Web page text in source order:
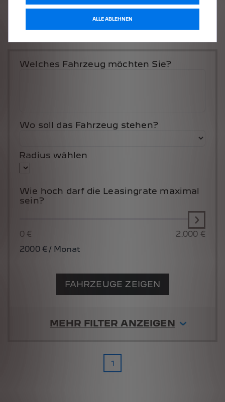
Welches Fahrzeug möchten Sie?
Wo soll das Fahrzeug stehen?
Radius wählen
Wie hoch darf die Leasingrate maximal
sein?
0 €
2.000 €
2000€ / Monat
FAHRZEUGE ZEIGEN
MEHR FILTER ANZEIGEN
1
ALLE ABLEHNEN